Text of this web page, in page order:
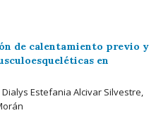
de calentamiento previo y
en
Estefania Alcivar Silvestre,